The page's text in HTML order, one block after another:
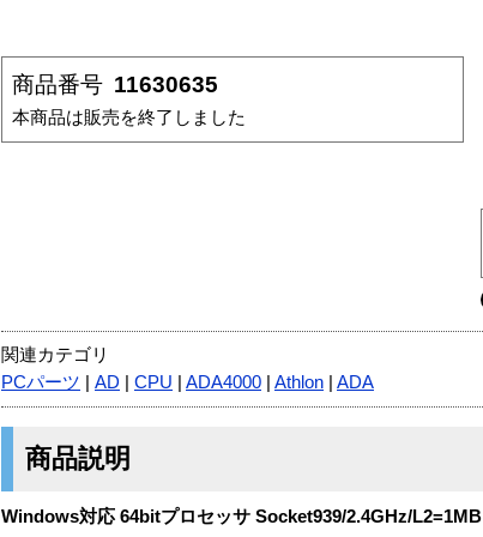
商品番号 11630635
本商品は販売を終了しました
関連カテゴリ
PCパーツ
AD CPU ADA4000 Athlon ADA
商品説明
Windows対応 64bitプロセッサ Socket939/2.4GHz/L2=1MB